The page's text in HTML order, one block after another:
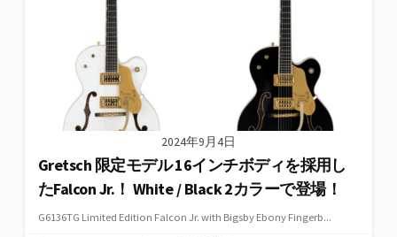
2024年9月4日
Gretsch 限定モデル 16インチボディを採用し
たFalcon Jr.！ White / Black 2カラーで登場！
G6136TG Limited Edition Falcon Jr. with Bigsby Ebony Fingerb...